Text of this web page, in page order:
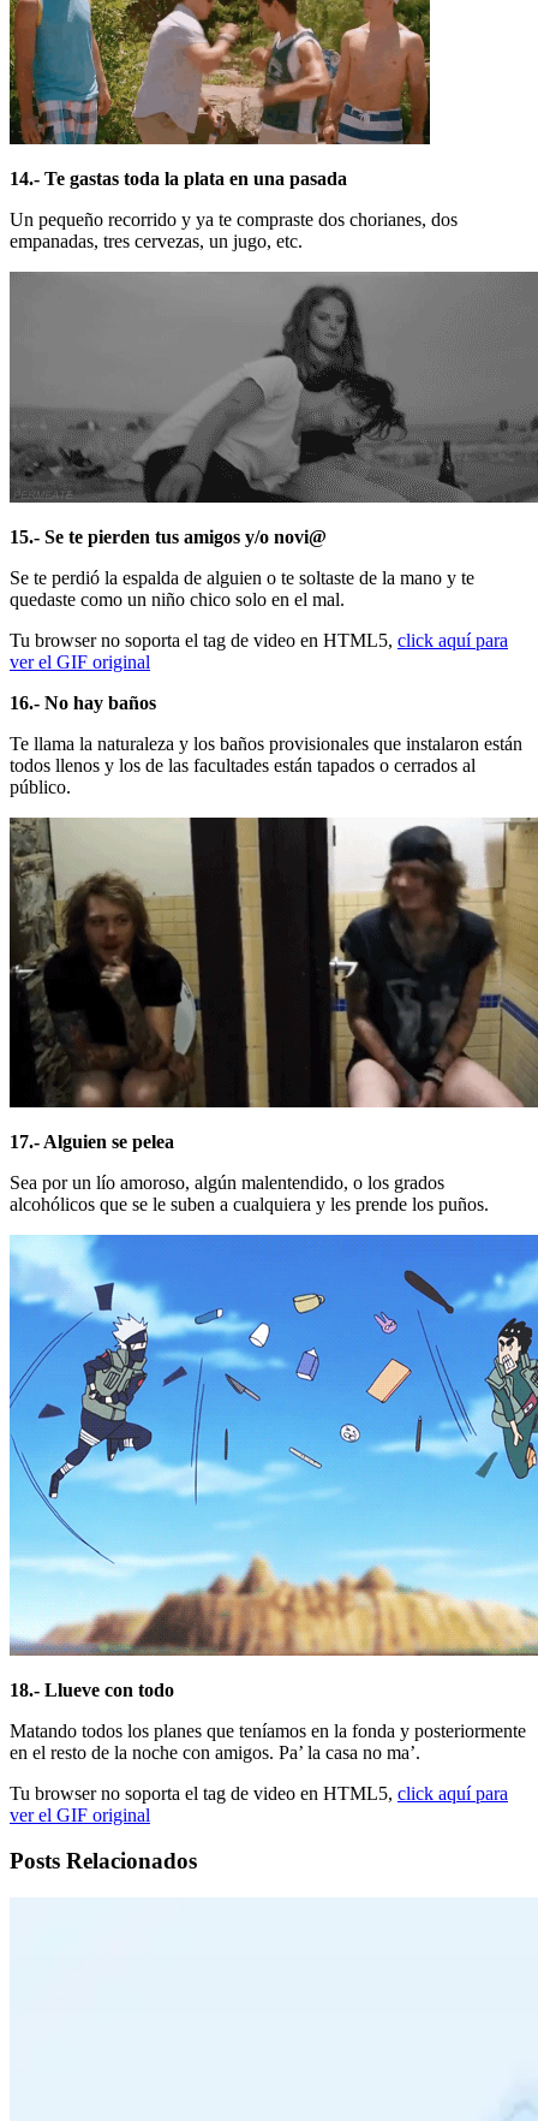
14.- Te gastas toda la plata en una pasada
Un pequeño recorrido y ya te compraste dos chorianes, dos
empanadas, tres cervezas, un jugo, etc.
15.- Se te pierden tus amigos y/o novi@
Se te perdió la espalda de alguien o te soltaste de la mano y te
quedaste como un niño chico solo en el mal.
Tu browser no soporta el tag de video en HTML5, click aquí para
ver el GIF original
16.- No hay baños
Te llama la naturaleza y los baños provisionales que instalaron están
todos llenos y los de las facultades están tapados o cerrados al
público.
17.- Alguien se pelea
Sea por un lío amoroso, algún malentendido, o los grados
alcohólicos que se le suben a cualquiera y les prende los puños.
18.- Llueve con todo
Matando todos los planes que teníamos en la fonda y posteriormente
en el resto de la noche con amigos. Pa’ la casa no ma’.
Tu browser no soporta el tag de video en HTML5, click aquí para
ver el GIF original
Posts Relacionados